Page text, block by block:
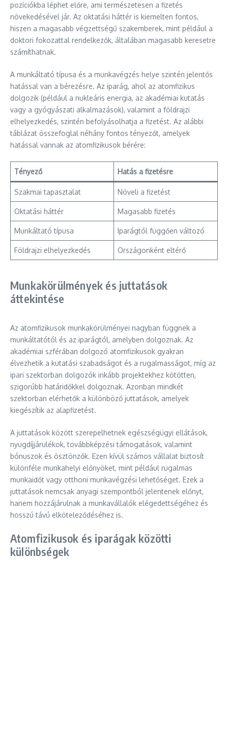
pozíciókba léphet előre, ami természetesen a fizetés
növekedésével jár. Az oktatási háttér is kiemelten fontos,
hiszen a magasabb végzettségű szakemberek, mint például a
doktori fokozattal rendelkezők, általában magasabb keresetre
számíthatnak.
A munkáltató típusa és a munkavégzés helye szintén jelentős
hatással van a bérezésre. Az iparág, ahol az atomfizikus
dolgozik (például a nukleáris energia, az akadémiai kutatás
vagy a gyógyászati alkalmazások), valamint a földrajzi
elhelyezkedés, szintén befolyásolhatja a fizetést. Az alábbi
táblázat összefoglal néhány fontos tényezőt, amelyek
hatással vannak az atomfizikusok bérére:
Tényező Hatás a fizetésre
Szakmai tapasztalat Növeli a fizetést
Oktatási háttér Magasabb fizetés
Munkáltató típusa Iparágtól függően változó
Földrajzi elhelyezkedés Országonként eltérő
Munkakörülmények és juttatások
áttekintése
Az atomfizikusok munkakörülményei nagyban függnek a
munkáltatótól és az iparágtól, amelyben dolgoznak. Az
akadémiai szférában dolgozó atomfizikusok gyakran
élvezhetik a kutatási szabadságot és a rugalmasságot, míg az
ipari szektorban dolgozók inkább projektekhez kötötten,
szigorúbb határidőkkel dolgoznak. Azonban mindkét
szektorban elérhetők a különböző juttatások, amelyek
kiegészítik az alapfizetést.
A juttatások között szerepelhetnek egészségügyi ellátások,
nyugdíjjárulékok, továbbképzési támogatások, valamint
bónuszok és ösztönzők. Ezen kívül számos vállalat biztosít
különféle munkahelyi előnyöket, mint például rugalmas
munkaidőt vagy otthoni munkavégzési lehetőséget. Ezek a
juttatások nemcsak anyagi szempontból jelentenek előnyt,
hanem hozzájárulnak a munkavállalók elégedettségéhez és
hosszú távú elköteleződéséhez is.
Atomfizikusok és iparágak közötti
különbségek